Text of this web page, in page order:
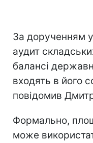
За дорученням
аудит
балансі
входять в його
повідомив
Формально, площ
може